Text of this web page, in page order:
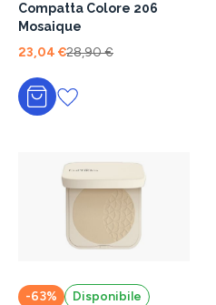
Compatta Colore 206
Mosaique
23,04 €28,90 €
Aggiungi al carrello
-63% Disponibile